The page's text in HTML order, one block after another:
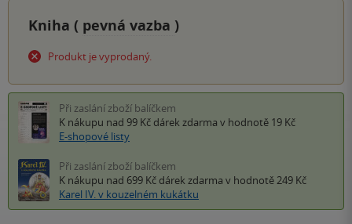
Kniha ( pevná vazba )
Produkt je vyprodaný.
Při zaslání zboží balíčkem
K nákupu nad 99 Kč dárek zdarma v hodnotě 19 Kč
E-shopové listy
Při zaslání zboží balíčkem
K nákupu nad 699 Kč dárek zdarma v hodnotě 249 Kč
Karel IV. v kouzelném kukátku